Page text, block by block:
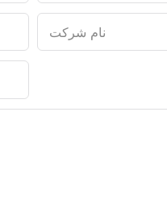
نام شرکت